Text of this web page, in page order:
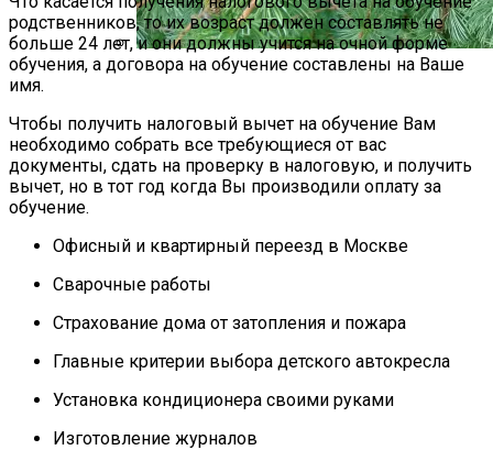
Лиственница: Описание, Уход И
Саду, Фото
родственников, то их возраст должен составлять не
больше 24 лет, и они должны учится на очной форме
обучения, а договора на обучение составлены на Ваше
имя.
Чтобы получить налоговый вычет на обучение Вам
необходимо собрать все требующиеся от вас
документы, сдать на проверку в налоговую, и получить
вычет, но в тот год когда Вы производили оплату за
обучение.
Офисный и квартирный переезд в Москве
Сварочные работы
Страхование дома от затопления и пожара
Главные критерии выбора детского автокресла
Установка кондиционера своими руками
Изготовление журналов